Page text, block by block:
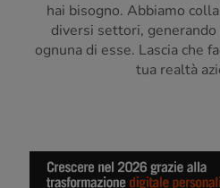
hai bisogno. Abbiamo
diversi settori,
ognuna di esse. Lascia che
tua realtà